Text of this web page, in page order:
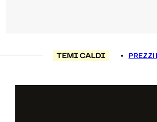
TEMI CALDI PREZZI